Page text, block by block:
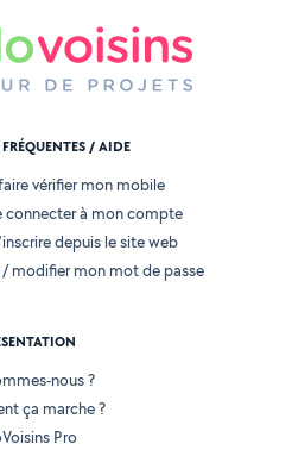
/ AIDE
vérifier mon mobile
connecter à mon compte
depuis le site web
modifier mon mot de passe
nous ?
ça marche ?
Pro